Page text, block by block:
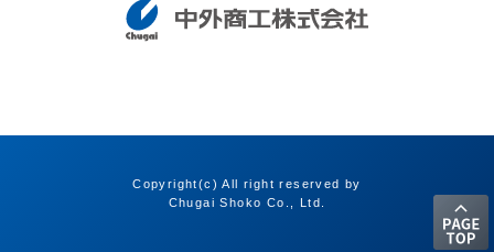
Copyright(c) All right reserved by
Chugai Shoko Co., Ltd.